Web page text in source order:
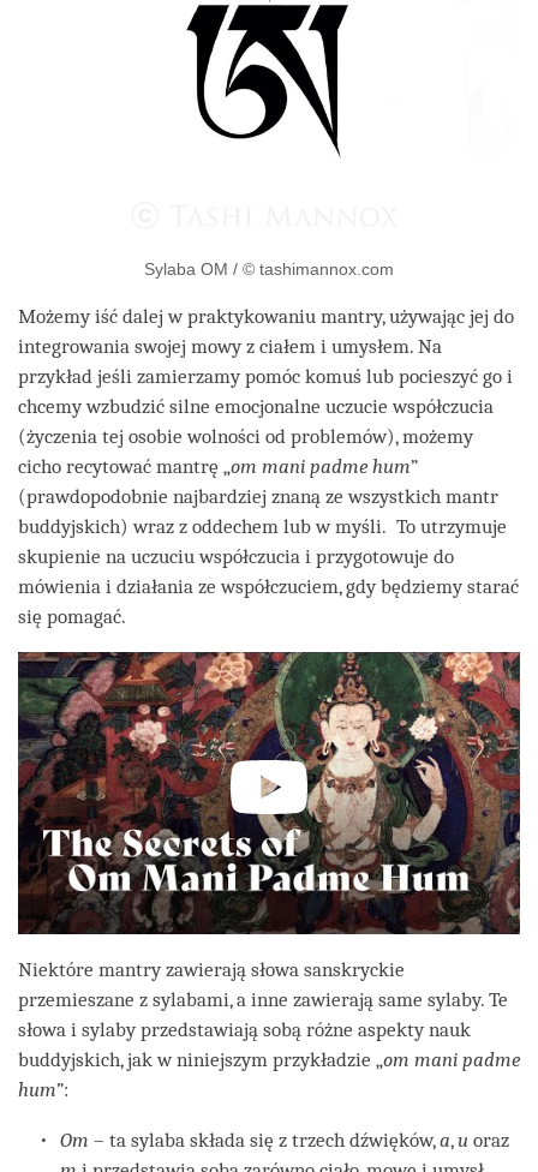
Sylaba OM / © tashimannox.com
Możemy iść dalej w praktykowaniu mantry, używając jej do
integrowania swojej mowy z ciałem i umysłem. Na
przykład jeśli zamierzamy pomóc komuś lub pocieszyć go i
chcemy wzbudzić silne emocjonalne uczucie współczucia
(życzenia tej osobie wolności od problemów), możemy
cicho recytować mantrę „om mani padme hum”
(prawdopodobnie najbardziej znaną ze wszystkich mantr
buddyjskich) wraz z oddechem lub w myśli. To utrzymuje
skupienie na uczuciu współczucia i przygotowuje do
mówienia i działania ze współczuciem, gdy będziemy starać
się pomagać.
Niektóre mantry zawierają słowa sanskryckie
przemieszane z sylabami, a inne zawierają same sylaby. Te
słowa i sylaby przedstawiają sobą różne aspekty nauk
buddyjskich, jak w niniejszym przykładzie „om mani padme
hum”:
Om – ta sylaba składa się z trzech dźwięków,a,u oraz